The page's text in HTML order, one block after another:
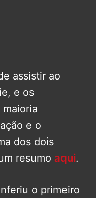
assistir ao
e os
e o
dos dois
resumo aqui.
o primeiro